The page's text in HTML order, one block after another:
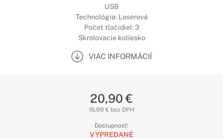
USB
Technológia: Laserová
Počet tlačidiel: 3
Skrolovacie koliesko
VIAC INFORMÁCIÍ
20,90 €
16,99 € bez DPH
Dostupnosť:
VYPREDANÉ